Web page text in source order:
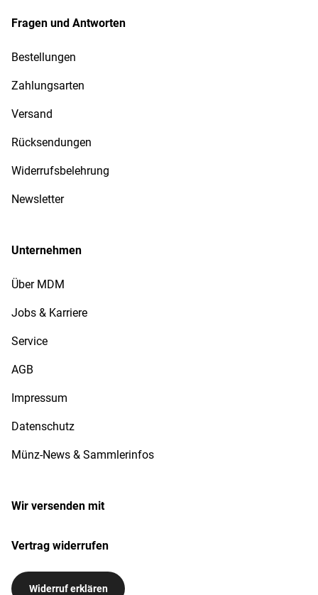
Fragen und Antworten
Bestellungen
Zahlungsarten
Versand
Rücksendungen
Widerrufsbelehrung
Newsletter
Unternehmen
Über MDM
Jobs & Karriere
Service
AGB
Impressum
Datenschutz
Münz-News & Sammlerinfos
Wir versenden mit
Vertrag widerrufen
Widerruf erklären